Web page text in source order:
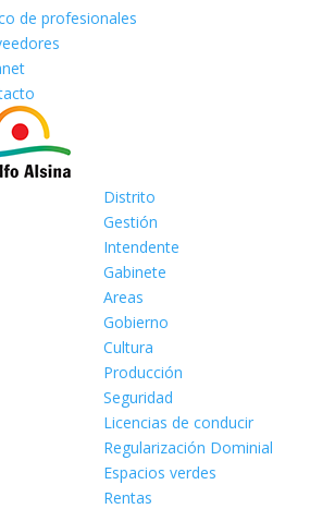
de profesionales
Distrito
Gestión
Intendente
Gabinete
Areas
Gobierno
Cultura
Producción
Seguridad
Licencias de conducir
Regularización Dominial
Espacios verdes
Rentas